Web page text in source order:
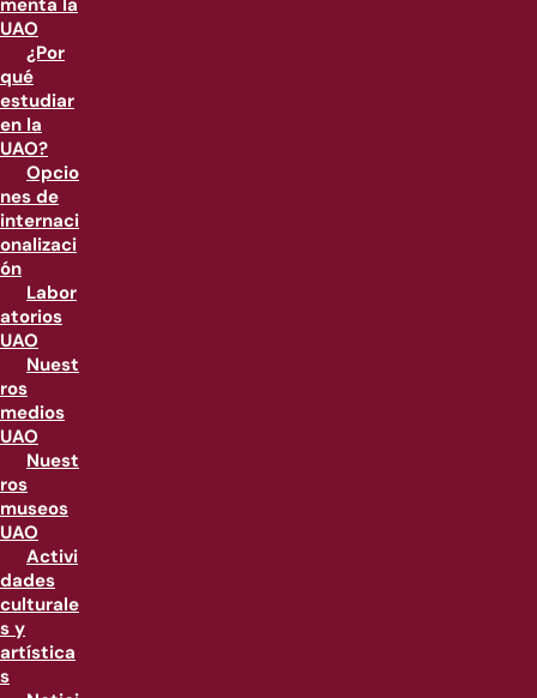
menta la
UAO
¿Por
qué
estudiar
en la
UAO?
Opcio
nes de
internaci
onalizaci
ón
Labor
atorios
UAO
Nuest
ros
medios
UAO
Nuest
ros
museos
UAO
Activi
dades
culturale
s y
artística
s